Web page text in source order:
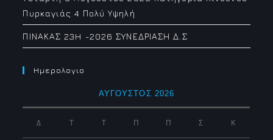
Πυρκαγιάς 4 Πολύ Υψηλή
ΠΙΝΑΚΑΣ 23H -2026 ΣΥΝΕΔΡΙΑΣΗ Δ.Σ
Ημερολογιο
ΑΎΓΟΥΣΤΟΣ 2026
Δ Τ Τ Π Π Σ Κ